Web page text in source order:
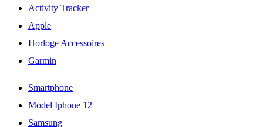
Activity Tracker
Apple
Horloge Accessoires
Garmin
Smartphone
Model Iphone 12
Samsung